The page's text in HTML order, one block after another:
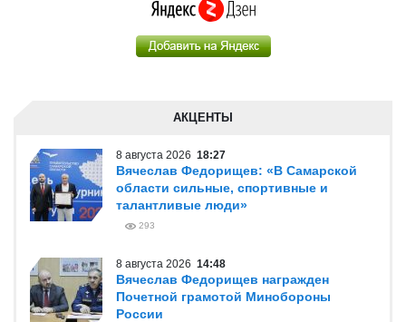
АКЦЕНТЫ
8 августа 2026 18:27
Вячеслав Федорищев: «В Самарской
области сильные, спортивные и
талантливые люди»
293
8 августа 2026 14:48
Вячеслав Федорищев награжден
Почетной грамотой Минобороны
России